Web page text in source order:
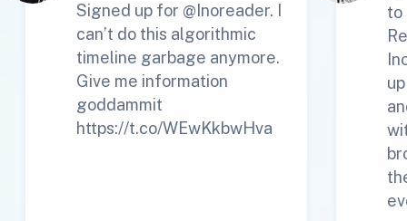
Signed up for @Inoreader. I
can’t do this algorithmic
timeline garbage anymore.
Give me information
goddammit
https://t.co/WEwKkbwHva
to